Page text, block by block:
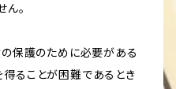
。
の保護のために必要がある
得ることが困難であるとき